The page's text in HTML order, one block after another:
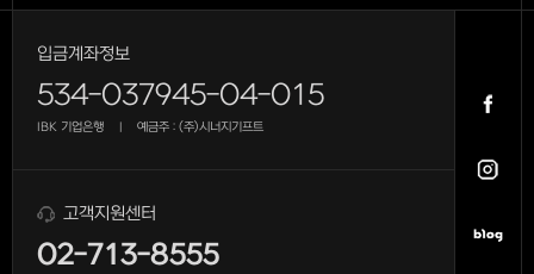
입금계좌정보
534-037945-04-015
IBK 기업은행 예금주 : (주)시너지기프트
고객지원센터
02-713-8555